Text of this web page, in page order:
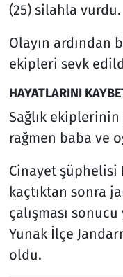
(25) silahla vurdu.
Olayın ardından
ekipleri sevk
HAYATLARINI
Sağlık ekiplerinin
rağmen baba ve
Cinayet şüphelisi
kaçtıktan sonra
çalışması
Yunak İlçe
oldu.